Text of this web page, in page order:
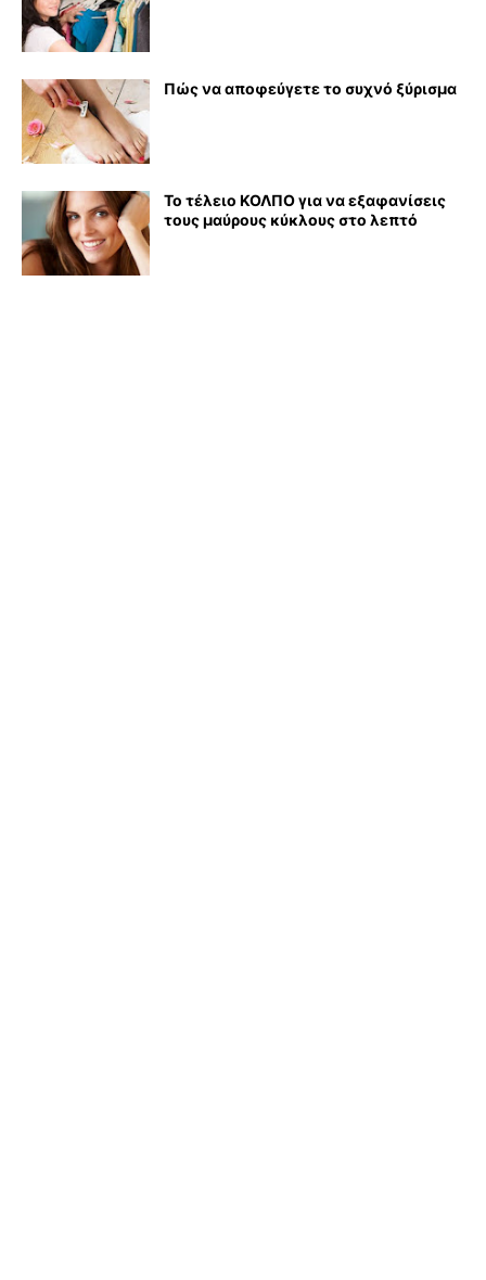
Πώς να αποφεύγετε το συχνό ξύρισμα
Το τέλειο ΚΟΛΠΟ για να εξαφανίσεις
τους μαύρους κύκλους στο λεπτό